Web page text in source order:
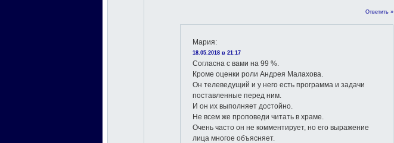
Ответить »
Мария:
18.05.2018 в 21:17
Согласна с вами на 99 %.
Кроме оценки роли Андрея Малахова.
Он телеведущий и у него есть программа и задачи
поставленные перед ним.
И он их выполняет достойно.
Не всем же проповеди читать в храме.
Очень часто он не комментирует, но его выражение
лица многое объясняет.